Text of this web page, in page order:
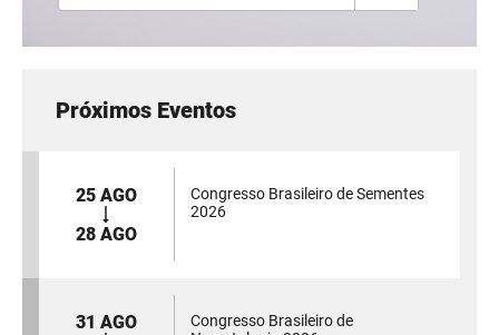
Próximos Eventos
25 AGO
28 AGO
Congresso Brasileiro de Sementes
2026
31 AGO
Congresso Brasileiro de